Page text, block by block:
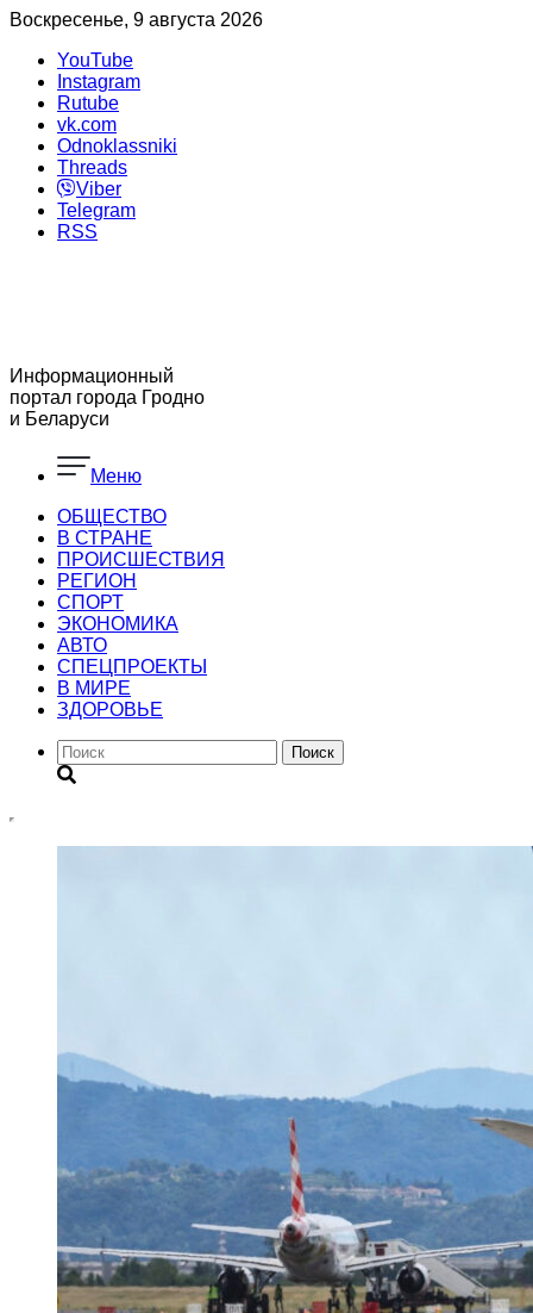
Воскресенье, 9 августа 2026
YouTube
Instagram
Rutube
vk.com
Odnoklassniki
Threads
Viber
Telegram
RSS
Информационный
портал города Гродно
и Беларуси
Меню
ОБЩЕСТВО
В СТРАНЕ
ПРОИСШЕСТВИЯ
РЕГИОН
CПОРТ
ЭКОНОМИКА
АВТО
СПЕЦПРОЕКТЫ
В МИРЕ
ЗДОРОВЬЕ
Поиск